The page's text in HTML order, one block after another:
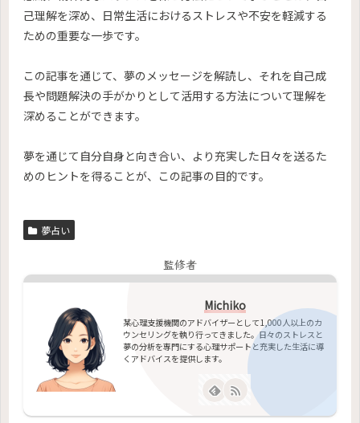
己理解を深め、日常生活におけるストレスや不安を軽減する
ための重要な一歩です。
この記事を通じて、夢のメッセージを解読し、それを自己成
長や問題解決の手がかりとして活用する方法について理解を
深めることができます。
夢を通じて自分自身と向き合い、より充実した日々を送るた
めのヒントを得ることが、この記事の目的です。
夢占い
監修者
Michiko
某心理支援機関のアドバイザーとして1,000人以上のカ
ウンセリングを執り行ってきました。日々のストレスと
夢の分析を専門にする心理サポートと充実した生活に導
くアドバイスを提供します。